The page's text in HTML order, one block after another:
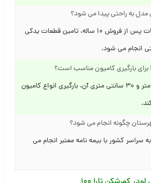
مدل به راحتی پیدا می شود؟
بله، با توجه به خدمات پس از فروش ۱۰ ساله، تامین قطعات یدکی
انجام می شود.
بله، ارتفاع تخلیه ۳ متر و ۳۰ سانتی متری آن، بارگیری انواع کامیون
چگونه انجام می شود؟
سراسر کشور با بیمه نامه معتبر انجام می